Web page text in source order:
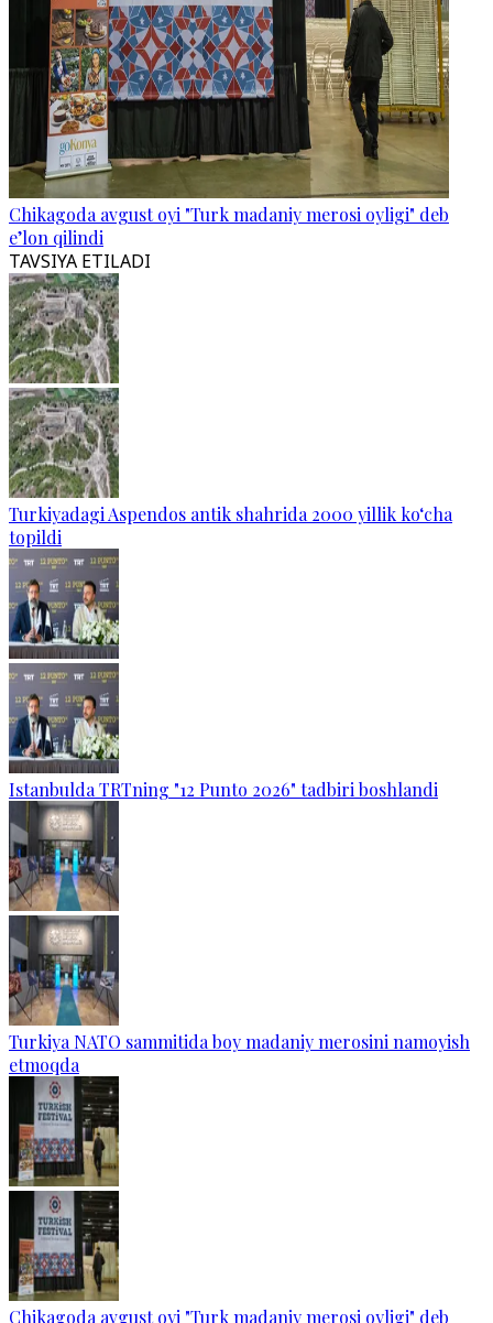
Chikagoda avgust oyi "Turk madaniy merosi oyligi" deb
e’lon qilindi
TAVSIYA ETILADI
Turkiyadagi Aspendos antik shahrida 2000 yillik ko‘cha
topildi
Istanbulda TRTning "12 Punto 2026" tadbiri boshlandi
Turkiya NATO sammitida boy madaniy merosini namoyish
etmoqda
Chikagoda avgust oyi "Turk madaniy merosi oyligi" deb